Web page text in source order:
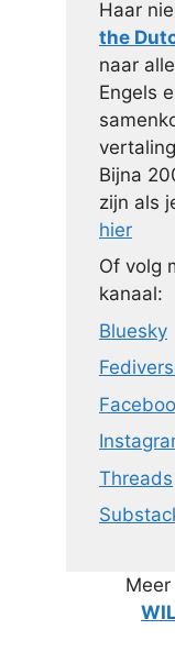
Haar
the
naar
Engels
Bijna
zijn als
hier
Of volg
kanaal:
Bluesky
Threads
Meer